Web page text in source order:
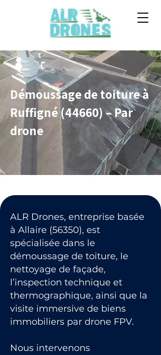
Démoussage de toiture à
Ruffigné (44660) – Par
drone
ALR Drones, entreprise basée
à Allaire (56350), est
spécialisée dans le
démoussage de toiture, le
nettoyage de façade,
l’inspection technique et
thermographique, ainsi que la
visite immersive de biens
immobiliers par drone FPV.
Nous intervenons